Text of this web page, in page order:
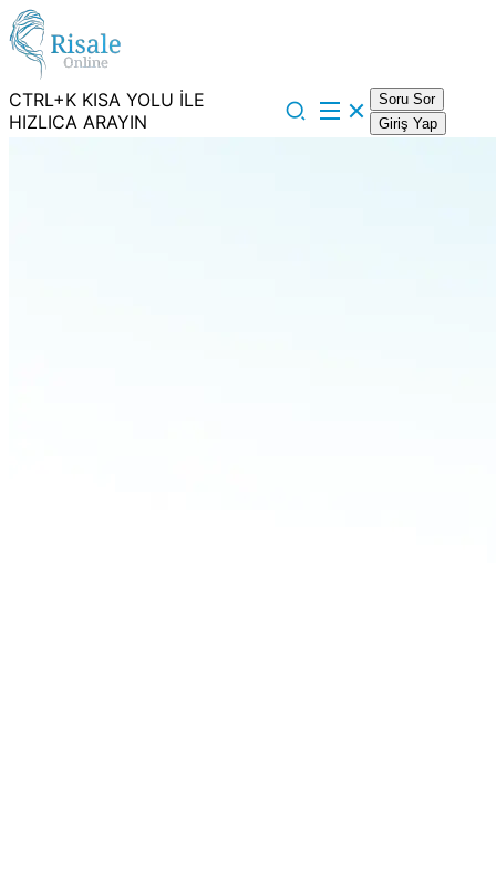
CTRL+K KISA YOLU İLE
HIZLICA ARAYIN
Soru Sor
Giriş Yap